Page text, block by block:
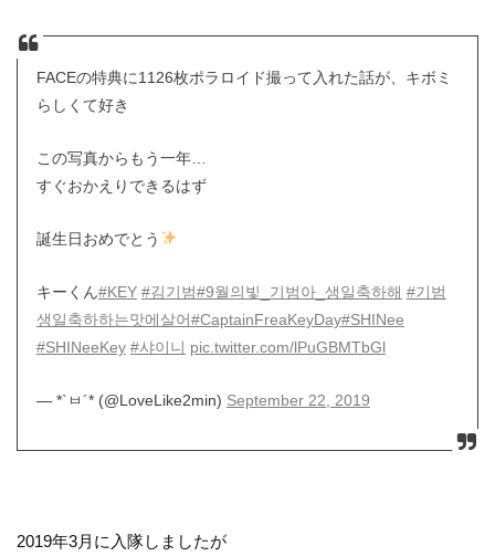
FACEの特典に1126枚ポラロイド撮って入れた話が、キボミ
らしくて好き
この写真からもう一年…
すぐおかえりできるはず
誕生日おめでとう
キーくん#KEY #김기범#9월의빛_기범아_생일축하해 #기범
생일축하하는맛에살어#CaptainFreaKeyDay#SHINee
#SHINeeKey #샤이니 pic.twitter.com/lPuGBMTbGl
— *`ㅂ´* (@LoveLike2min) September 22, 2019
2019年3月に入隊しましたが